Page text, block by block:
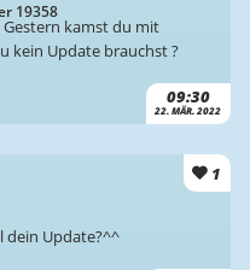
19358
09:30
22. MÄR. 2022
Gestern kamst du mit
kein Update brauchst ?
1
dein Update?^^